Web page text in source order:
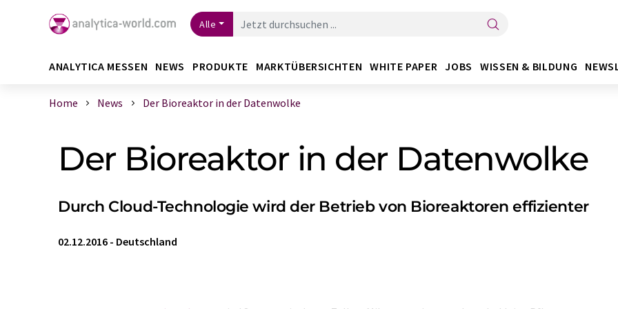
Alle
ANALYTICA MESSEN NEWS PRODUKTE MARKTÜBERSICHTEN WHITE PAPER JOBS WISSEN & BILDUNG
Home News Der Bioreaktor in der Datenwolke
Der Bioreaktor in der Datenwolke
Durch Cloud-Technologie wird der Betrieb von Bioreaktoren effizienter
02.12.2016 - Deutschland